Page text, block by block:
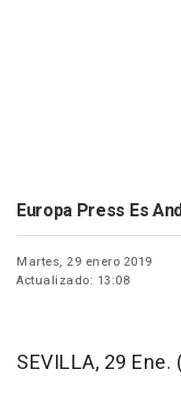
Europa Press Es
Martes, 29 enero 2019
Actualizado: 13:08
SEVILLA, 29 Ene.